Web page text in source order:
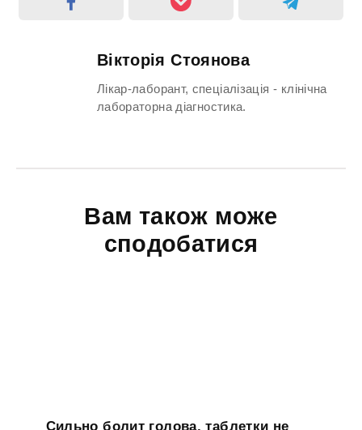
Вікторія Стоянова
Лікар-лаборант, спеціалізація - клінічна
лабораторна діагностика.
Вам також може
сподобатися
Сильно болит голова, таблетки не